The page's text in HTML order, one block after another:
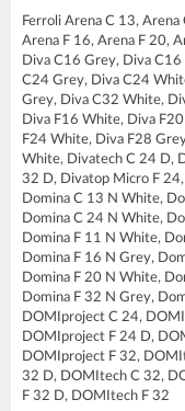
Ferroli Arena C 13,
Arena F 16, Arena F 20,
Diva C16 Grey, Diva
C24 Grey, Diva C24
Grey, Diva C32 White,
Diva F16 White, Diva
F24 White, Diva F28
White, Divatech C 24 D,
32 D, Divatop Micro F
Domina C 13 N White,
Domina C 24 N White,
Domina F 11 N White,
Domina F 16 N Grey,
Domina F 20 N White,
Domina F 32 N Grey,
DOMIproject C 24,
DOMIproject F 24 D,
DOMIproject F 32,
32 D, DOMItech C 32,
F 32 D, DOMItech F 32